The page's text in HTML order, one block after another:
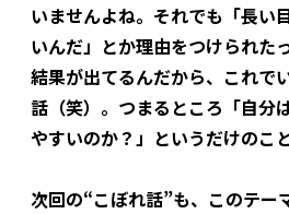
いませんよね。それでも「長い
いんだ」とか理由をつけられた
結果が出てるんだから、これで
話（笑）。つまるところ「自分
やすいのか？」というだけのこと
次回の“こぼれ話”も、このテー